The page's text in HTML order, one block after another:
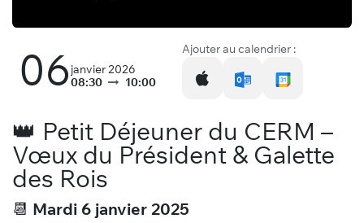
06 janvier 2026
08:30
10:00
Ajouter au calendrier :
👑 Petit Déjeuner du CERM –
Vœux du Président & Galette
des Rois
📆 Mardi 6 janvier 2025